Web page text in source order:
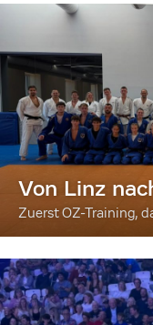
Von Linz
Zuerst OZ-Training,